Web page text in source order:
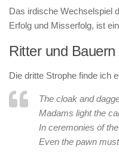
Das irdische Wechselspiel
Erfolg und Misserfolg, ist
Ritter und Bauern
Die dritte Strophe finde ich
The cloak and
Madams light the
In ceremonies of
Even the pawn